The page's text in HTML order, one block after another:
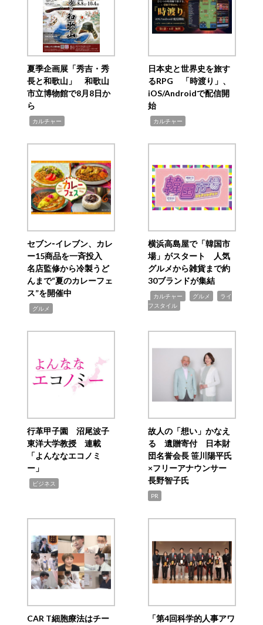
夏季企画展「秀吉・秀
長と和歌山」 和歌山
市立博物館で8月8日か
ら
カルチャー
日本史と世界史を旅す
るRPG 「時渡り」、
iOS/Androidで配信開
始
カルチャー
セブン‐イレブン、カレ
ー15商品を一斉投入
名店監修から冷製うど
んまで“夏のカレーフェ
ス”を開催中
グルメ
横浜高島屋で「韓国市
場」がスタート 人気
グルメから雑貨まで約
30ブランドが集結
カルチャー グルメ
ライ
フスタイル
行革甲子園 沼尾波子
東洋大学教授 連載
「よんななエコノミ
ー」
ビジネス
故人の「想い」かなえ
る 遺贈寄付 日本財
団名誉会長 笹川陽平氏
×フリーアナウンサー
長野智子氏
PR
CAR T細胞療法はチー
「第4回科学的人事アワ